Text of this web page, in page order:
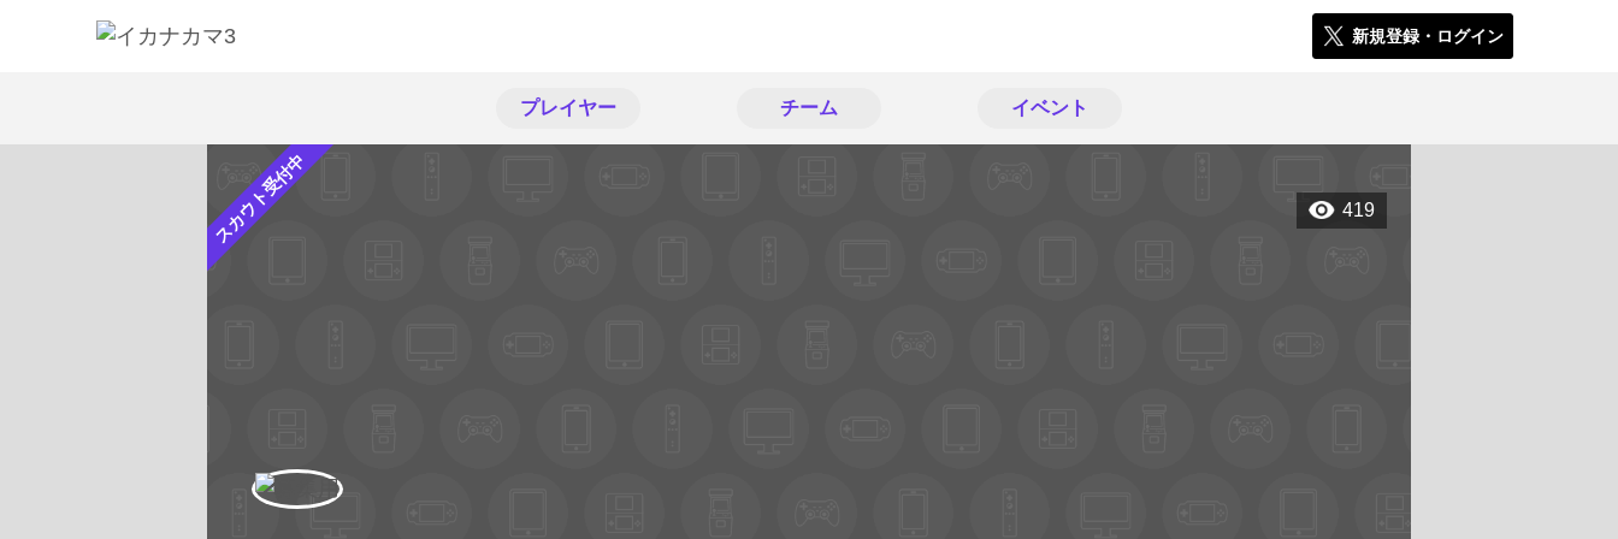
新規登録・ログイン
プレイヤー チーム イベント
スカウト受付中 419